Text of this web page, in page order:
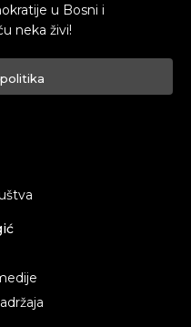
u Bosni i
neka živi!